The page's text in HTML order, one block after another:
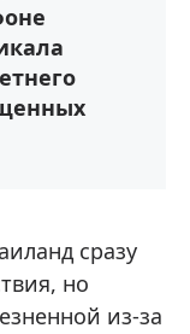
сразу
но
из-за